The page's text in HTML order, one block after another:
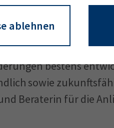
ablehnen
Wirtschaft habe ich
„Gemeinsam mit
sich unser
bestens
sowie
Beraterin für die